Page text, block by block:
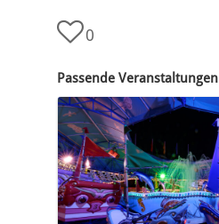
0
Passende Veranstaltungen